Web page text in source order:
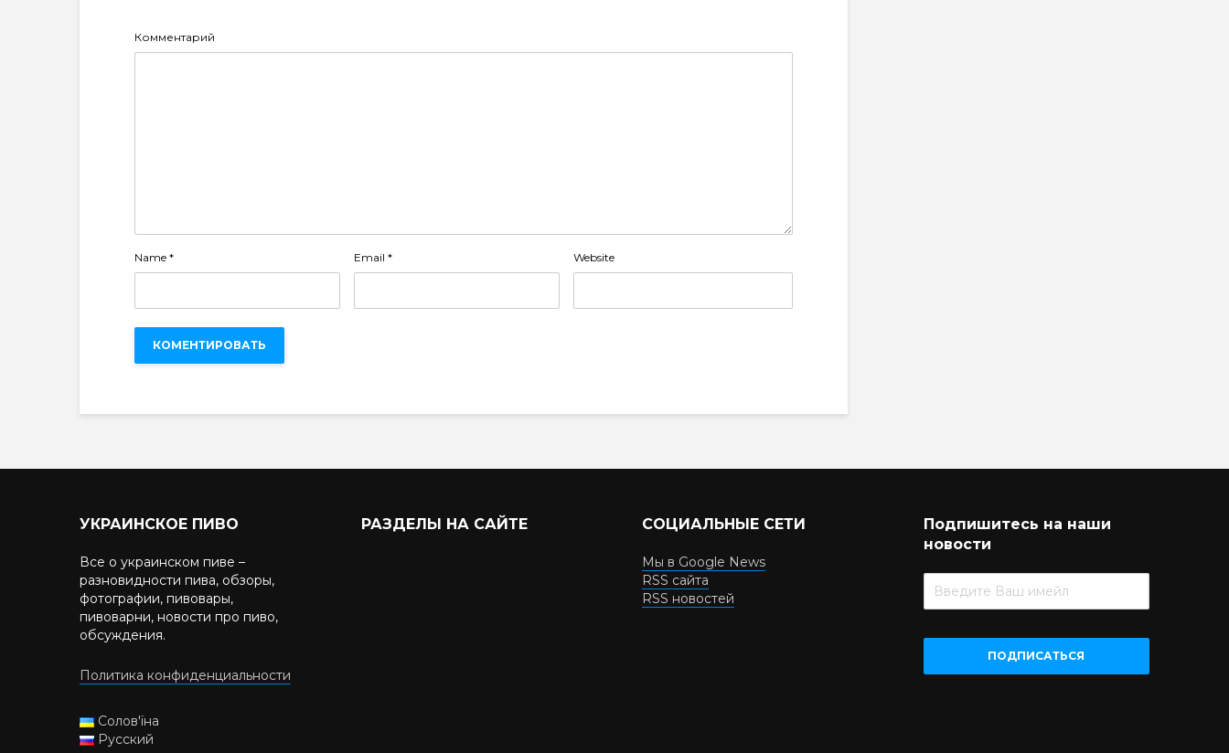
Комментарий
Name * Email * Website
УКРАИНСКОЕ ПИВО
Все о украинском пиве –
разновидности пива, обзоры,
фотографии, пивовары,
пивоварни, новости про пиво,
обсуждения.
Политика конфиденциальности
Солов'їна
Русский
РАЗДЕЛЫ НА САЙТЕ СОЦИАЛЬНЫЕ СЕТИ
Мы в Google News
RSS сайта
RSS новостей
Подпишитесь на наши
новости